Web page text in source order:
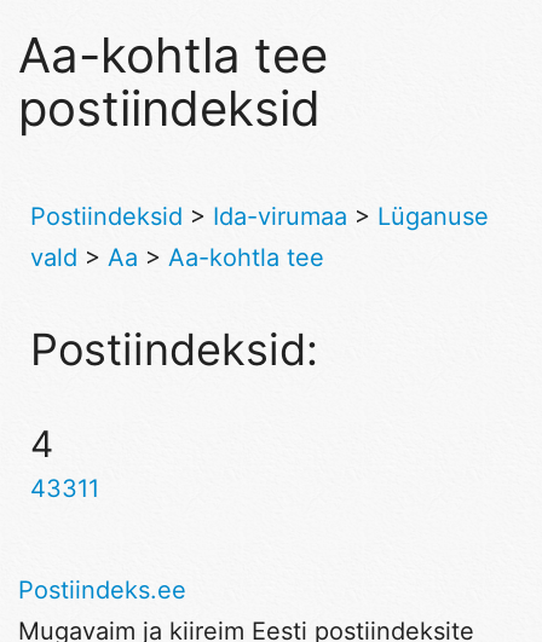
Aa-kohtla tee
postiindeksid
Postiindeksid > Ida-virumaa > Lüganuse
vald > Aa > Aa-kohtla tee
Postiindeksid:
4
43311
Postiindeks.ee
Mugavaim ja kiireim Eesti postiindeksite